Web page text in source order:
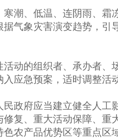
潮、低温、连阴雨、霜
气象灾害演变趋势，
动的组织者、承办者、
入应急预案，适时调整活
政府应当建立健全人工
复、重大活动保障、
农产品优势区等重点